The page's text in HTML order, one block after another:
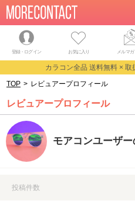
登録・ログイン お気に入り メルマガ
カラコン全品 送料無料 × 取
TOP > レビュアープロフィール
レビュアープロフィール
モアコンユーザー
投稿件数